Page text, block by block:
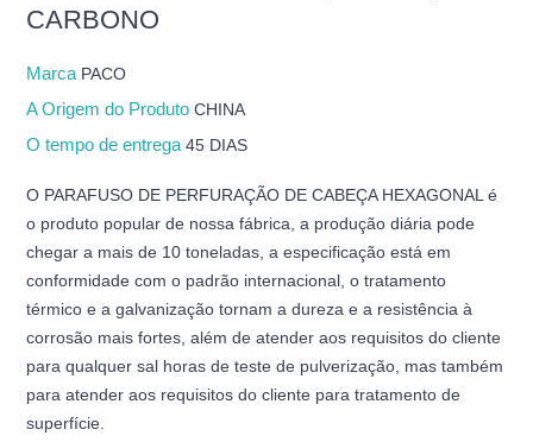
CARBONO
Marca PACO
A Origem do ProdutoCHINA
O tempo de entrega45 DIAS
O PARAFUSO DE PERFURAÇÃO DE CABEÇA HEXAGONAL é
o produto popular de nossa fábrica, a produção diária pode
chegar a mais de 10 toneladas, a especificação está em
conformidade com o padrão internacional, o tratamento
térmico e a galvanização tornam a dureza e a resistência à
corrosão mais fortes, além de atender aos requisitos do cliente
para qualquer sal horas de teste de pulverização, mas também
para atender aos requisitos do cliente para tratamento de
superfície.